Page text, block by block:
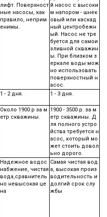
лифт. Поверхност
ные насосы, как
правило, неприм
енимы.
й насос с высоки
м напором - шнек
овый или каскад
ный центробежн
ый. Насос не тре
буется для самои
зливной скважин
ы. При близком з
еркале воды мож
но использовать
поверхностный н
асос.
1 - 2 дня. 1 - 3 дня.
Около 1900 р за м
етр скважины.
1900 - 3500 р. за м
етр скважины. Д
ля полного устро
йства требуется н
асос, который мо
жет стоить довол
ьно дорого.
Надежное водос
набжение, чистая
вода,сравнитель
но невысокая це
на
Самая чистая вод
а, высокая произ
водительность и
долгий срок слу
жбы